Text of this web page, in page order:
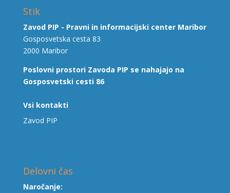
Stik
Zavod PIP - Pravni in informacijski center Maribor
Gosposvetska cesta 83
2000 Maribor
Poslovni prostori Zavoda PIP se nahajajo na
Gosposvetski cesti 86
Vsi kontakti
Zavod PIP
Delovni čas
Naročanje: